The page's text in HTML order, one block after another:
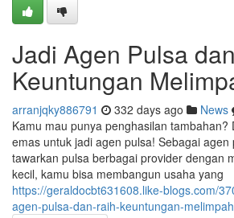
Jadi Agen Pulsa
Keuntungan
arranjqky886791 332 days ago News
Kamu mau punya penghasilan tambahan?
emas untuk jadi agen pulsa! Sebagai agen
tawarkan pulsa berbagai provider dengan
kecil, kamu bisa membangun usaha yang
https://geraldocbt631608.like-blogs.com/
agen-pulsa-dan-raih-keuntungan-melimpah